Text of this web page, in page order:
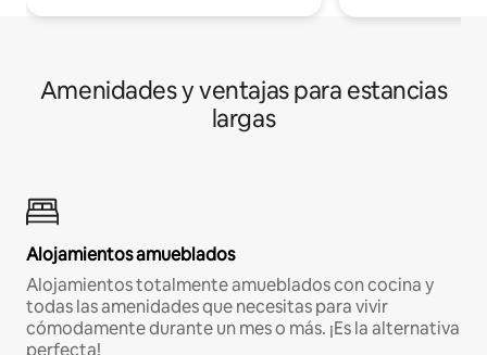
Amenidades y ventajas para estancias
largas
Alojamientos amueblados
Alojamientos totalmente amueblados con cocina y
todas las amenidades que necesitas para vivir
cómodamente durante un mes o más. ¡Es la alternativa
perfecta!